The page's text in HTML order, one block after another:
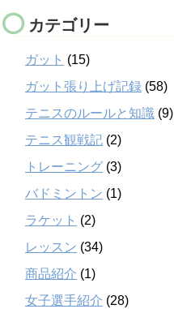
カテゴリー
ガット (15)
ガット張り上げ記録 (58)
テニスのルールと知識 (9)
テニス観戦記 (2)
トレーニング (3)
バドミントン (1)
ラケット (2)
レッスン (34)
商品紹介 (1)
女子選手紹介 (28)